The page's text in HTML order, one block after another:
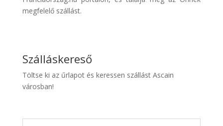
Transzfer
megfelelő szállást.
Szálláskereső
Töltse ki az űrlapot és keressen szállást Ascain
városban!